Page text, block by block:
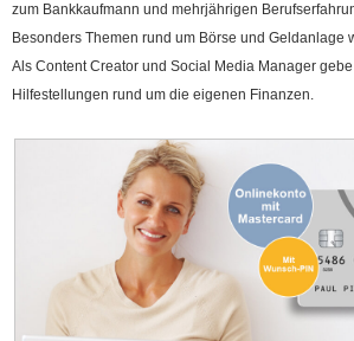
zum Bankkaufmann und mehrjährigen
Besonders Themen rund um Börse und Geldanlage
Als Content Creator und Social Media Manager
Hilfestellungen rund um die eigenen Finanzen.